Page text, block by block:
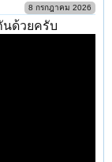
8 กรกฎาคม 2026
นด้วยครับ